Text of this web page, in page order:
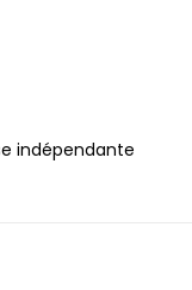
indépendante